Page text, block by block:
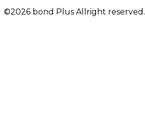
©2026 bond Plus Allright reserved.